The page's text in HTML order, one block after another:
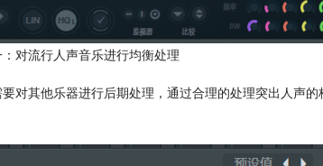
：对流行人声音乐进行均衡处理
对其他乐器进行后期处理，通过合理的处理突出人声的